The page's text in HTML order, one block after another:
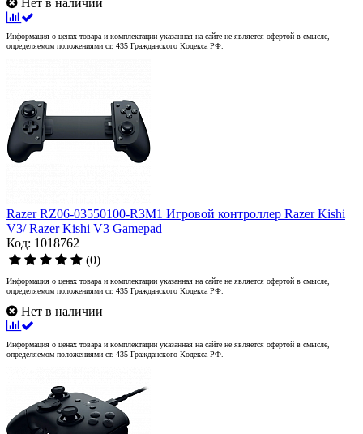
Нет в наличии
Информация о ценах товара и комплектации указанная на сайте не является офертой в смысле,
определяемом положениями ст. 435 Гражданского Кодекса РФ.
Razer RZ06-03550100-R3M1 Игровой контроллер Razer Kishi
V3/ Razer Kishi V3 Gamepad
Код: 1018762
(0)
Информация о ценах товара и комплектации указанная на сайте не является офертой в смысле,
определяемом положениями ст. 435 Гражданского Кодекса РФ.
Нет в наличии
Информация о ценах товара и комплектации указанная на сайте не является офертой в смысле,
определяемом положениями ст. 435 Гражданского Кодекса РФ.